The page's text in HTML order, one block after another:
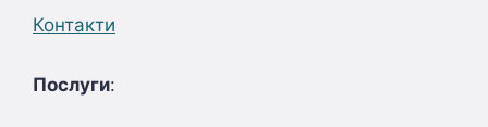
Контакти
Послуги: